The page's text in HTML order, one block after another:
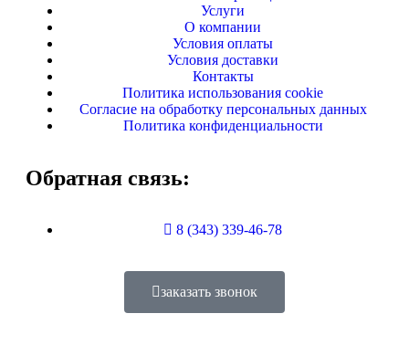
Услуги
О компании
Условия оплаты
Условия доставки
Контакты
Политика использования cookie
Согласие на обработку персональных данных
Политика конфиденциальности
Обратная связь:
8 (343) 339-46-78
заказать звонок